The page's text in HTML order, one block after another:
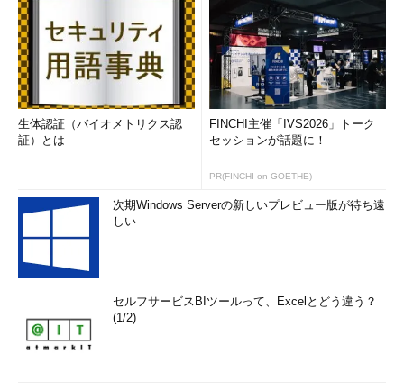
生体認証（バイオメトリクス認
証）とは
FINCHI主催「IVS2026」トーク
セッションが話題に！
PR(FINCHI on GOETHE)
次期Windows Serverの新しいプレビュー版が待ち遠
しい
セルフサービスBIツールって、Excelとどう違う？
(1/2)